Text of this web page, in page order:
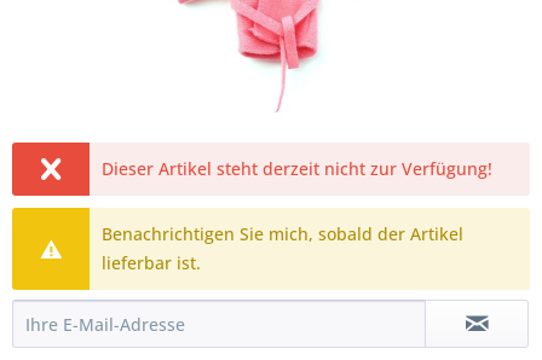
Dieser Artikel steht derzeit nicht zur Verfügung!
Benachrichtigen Sie mich, sobald der Artikel
lieferbar ist.